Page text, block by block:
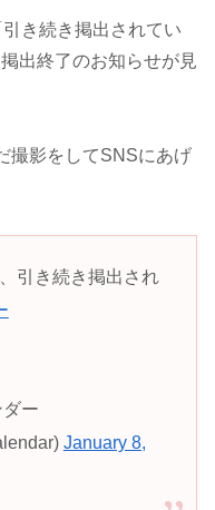
き続き掲出されてい
出終了のお知らせが見
撮影をしてSNSにあげ
引き続き掲出され
ー
January 8,